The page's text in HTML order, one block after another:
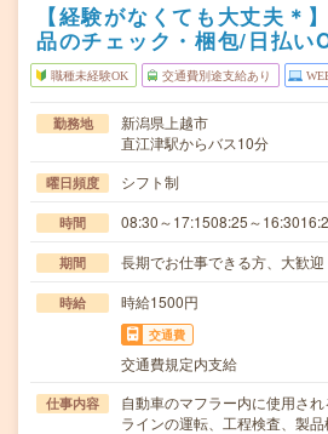
【経験がなくても大丈夫＊
品のチェック・梱包/日払い
職種未経験OK 交通費別途支給あり
勤務地
新潟県上越市
直江津駅からバス10分
曜日頻度 シフト制
時間 08:30～17:1508:25～
期間 長期でお仕事できる方、大歓迎
時給 時給1500円
交通費
交通費規定内支給
仕事内容
自動車のマフラー内に使用さ
ラインの運転、工程検査、製